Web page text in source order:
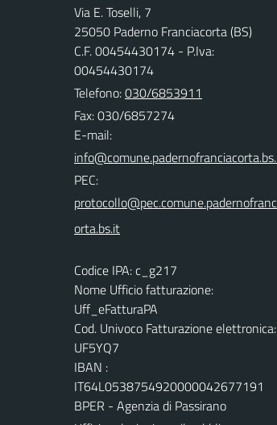
Via E. Toselli, 7
25050 Paderno Franciacorta (BS)
C.F. 00454430174 - P.Iva:
00454430174
Telefono:030/6853911
Fax: 030/6857274
E-mail:
PEC:
Codice IPA: c_g217
Nome Ufficio fatturazione:
Uff_eFatturaPA
Cod. Univoco Fatturazione elettronica:
UF5YQ7
IBAN :
IT64L0538754920000042677191
BPER - Agenzia di Passirano